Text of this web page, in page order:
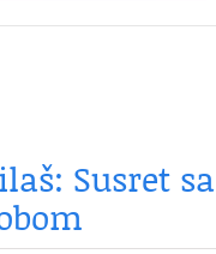
Susret sa